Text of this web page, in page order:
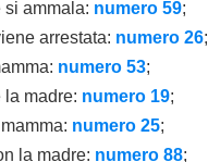
si ammala: numero 59;
arrestata: numero 26;
numero 53;
la madre: numero 19;
numero 25;
la madre: numero 88;